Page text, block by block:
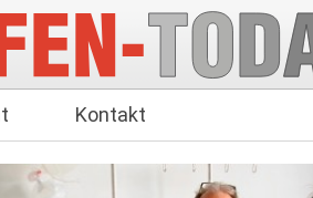
Kontakt